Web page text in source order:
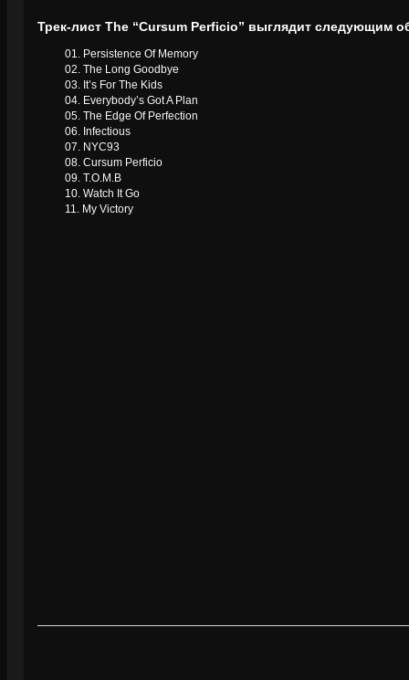
Трек-лист The “Cursum Perficio” выглядит следующим
01. Persistence Of Memory
02. The Long Goodbye
03. It’s For The Kids
04. Everybody’s Got A Plan
05. The Edge Of Perfection
06. Infectious
07. NYC93
08. Cursum Perficio
09. T.O.M.B
10. Watch It Go
11. My Victory